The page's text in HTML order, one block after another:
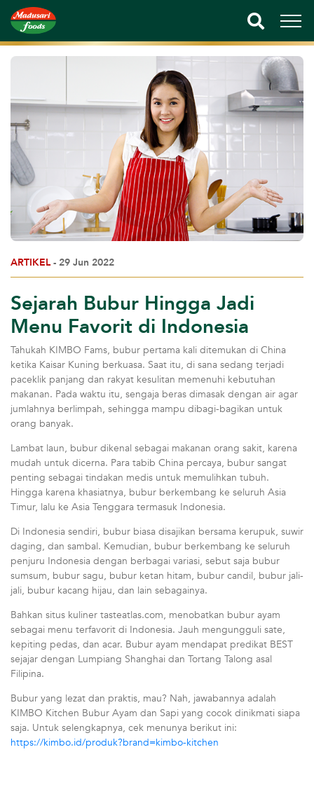
ARTIKEL - 29 Jun 2022
Sejarah Bubur Hingga Jadi
Menu Favorit di Indonesia
Tahukah KIMBO Fams, bubur pertama kali ditemukan di China
ketika Kaisar Kuning berkuasa. Saat itu, di sana sedang terjadi
paceklik panjang dan rakyat kesulitan memenuhi kebutuhan
makanan. Pada waktu itu, sengaja beras dimasak dengan air agar
jumlahnya berlimpah, sehingga mampu dibagi-bagikan untuk
orang banyak.
Lambat laun, bubur dikenal sebagai makanan orang sakit, karena
mudah untuk dicerna. Para tabib China percaya, bubur sangat
penting sebagai tindakan medis untuk memulihkan tubuh.
Hingga karena khasiatnya, bubur berkembang ke seluruh Asia
Timur, lalu ke Asia Tenggara termasuk Indonesia.
Di Indonesia sendiri, bubur biasa disajikan bersama kerupuk, suwir
daging, dan sambal. Kemudian, bubur berkembang ke seluruh
penjuru Indonesia dengan berbagai variasi, sebut saja bubur
sumsum, bubur sagu, bubur ketan hitam, bubur candil, bubur jali-
jali, bubur kacang hijau, dan lain sebagainya.
Bahkan situs kuliner tasteatlas.com, menobatkan bubur ayam
sebagai menu terfavorit di Indonesia. Jauh mengungguli sate,
kepiting pedas, dan acar. Bubur ayam mendapat predikat BEST
sejajar dengan Lumpiang Shanghai dan Tortang Talong asal
Filipina.
Bubur yang lezat dan praktis, mau? Nah, jawabannya adalah
KIMBO Kitchen Bubur Ayam dan Sapi yang cocok dinikmati siapa
saja. Untuk selengkapnya, cek menunya berikut ini:
https://kimbo.id/produk?brand=kimbo-kitchen